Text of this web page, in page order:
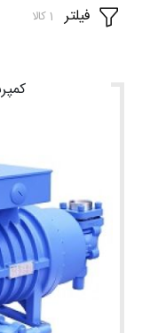
شغلی
فیلتر
1 کالا